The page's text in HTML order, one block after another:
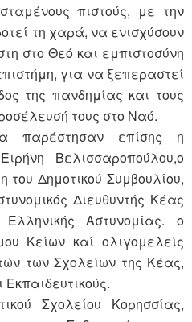
πιστούς, με την
τη χαρά, να ενισχύσουν
στο Θεό και εμπιστοσύνη
για να ξεπεραστεί
της πανδημίας και τους
τους στο Ναό.
παρέστησαν επίσης η
Βελισσαροπούλου,ο
Δημοτικού Συμβουλίου,
Διευθυντής Κέας
Αστυνομίας. ο
Κείων καί ολιγομελείς
των Σχολείων της Κέας,
Εκπαιδευτικούς.
Σχολείου Κορησσίας,